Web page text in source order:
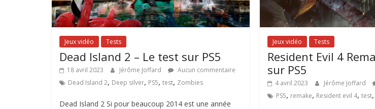
Jeux vidéo Tests
Dead Island 2 – Le test sur PS5
18 avril 2023 Jérôme Joffard
Aucun commentaire
Dead Island 2, Deep silver, PS5, test, Zombies
Dead Island 2 Si pour beaucoup 2014 est une année
Jeux vidéo Tests
Resident Evil 4
sur PS5
4 avril 2023 Jérôme Joffard
PS5, remake, Resident evil 4,test